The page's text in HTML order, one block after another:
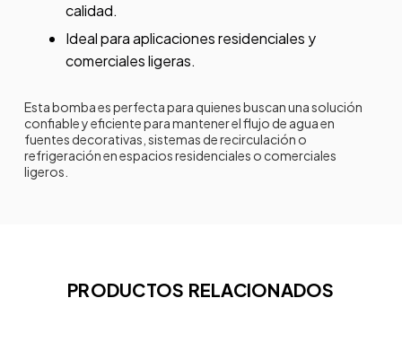
calidad.
Ideal para aplicaciones residenciales y
comerciales ligeras.
Esta bomba es perfecta para quienes buscan una solución
confiable y eficiente para mantener el flujo de agua en
fuentes decorativas, sistemas de recirculación o
refrigeración en espacios residenciales o comerciales
ligeros.
PRODUCTOS RELACIONADOS